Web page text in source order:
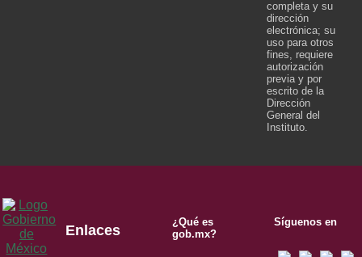
completa y su
dirección
electrónica; su
uso para otros
fines, requiere
autorización
previa y por
escrito de la
Dirección
General del
Instituto.
Enlaces
¿Qué es
gob.mx?
Síguenos en